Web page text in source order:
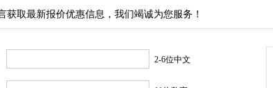
获取最新报价优惠信息，我们竭诚为您服务！
2-6位中文